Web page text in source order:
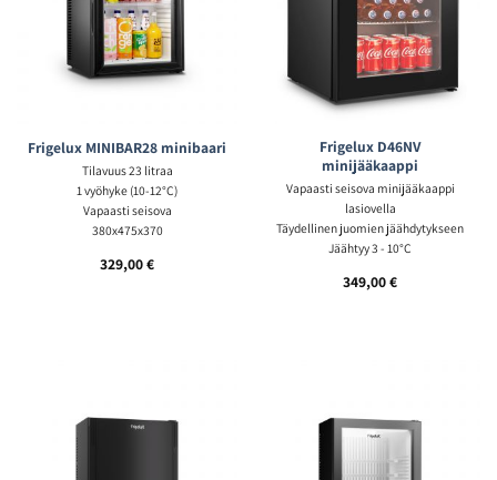
Frigelux MINIBAR28 minibaari
Tilavuus 23 litraa
1 vyöhyke (10-12°C)
Vapaasti seisova
380x475x370
329,00€
Frigelux D46NV
minijääkaappi
Vapaasti seisova minijääkaappi
lasiovella
Täydellinen juomien jäähdytykseen
Jäähtyy 3 - 10°C
349,00€